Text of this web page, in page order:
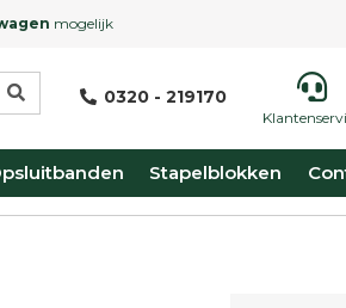
mogelijk
0320 - 219170
Stapelblokken